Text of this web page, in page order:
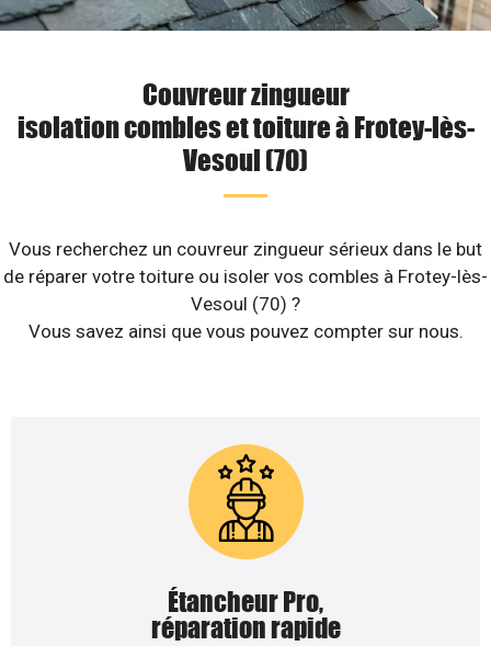
Couvreur zingueur
isolation combles et toiture à Frotey-lès-
Vesoul (70)
Vous recherchez un couvreur zingueur sérieux dans le but
de réparer votre toiture ou isoler vos combles à Frotey-lès-
Vesoul (70) ?
Vous savez ainsi que vous pouvez compter sur nous.
Étancheur Pro,
réparation rapide